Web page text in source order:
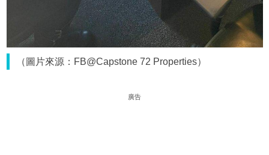
（圖片來源：FB@Capstone 72 Properties）
廣告